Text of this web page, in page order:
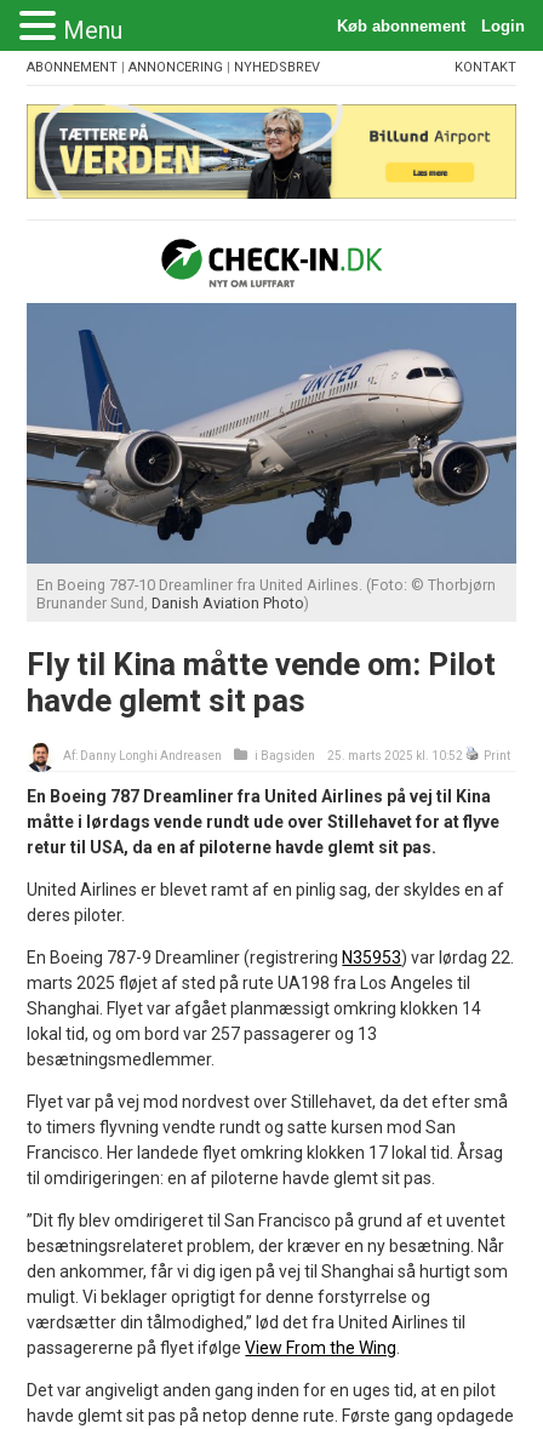
ABONNEMENT |ANNONCERING | NYHEDSBREV KONTAKT
En Boeing 787-10 Dreamliner fra United Airlines. (Foto: © Thorbjørn
Brunander Sund,Danish Aviation Photo)
Fly til Kina måtte vende om: Pilot
havde glemt sit pas
Af: Danny Longhi Andreasen i Bagsiden 25. marts 2025 kl. 10:52 Print
En Boeing 787 Dreamliner fra United Airlines på vej til Kina
måtte i lørdags vende rundt ude over Stillehavet for at flyve
retur til USA, da en af piloterne havde glemt sit pas.
United Airlines er blevet ramt af en pinlig sag, der skyldes en af
deres piloter.
En Boeing 787-9 Dreamliner (registrering N35953) var lørdag 22.
marts 2025 fløjet af sted på rute UA198 fra Los Angeles til
Shanghai. Flyet var afgået planmæssigt omkring klokken 14
lokal tid, og om bord var 257 passagerer og 13
besætningsmedlemmer.
Flyet var på vej mod nordvest over Stillehavet, da det efter små
to timers flyvning vendte rundt og satte kursen mod San
Francisco. Her landede flyet omkring klokken 17 lokal tid. Årsag
til omdirigeringen: en af piloterne havde glemt sit pas.
”Dit fly blev omdirigeret til San Francisco på grund af et uventet
besætningsrelateret problem, der kræver en ny besætning. Når
den ankommer, får vi dig igen på vej til Shanghai så hurtigt som
muligt. Vi beklager oprigtigt for denne forstyrrelse og
værdsætter din tålmodighed,” lød det fra United Airlines til
passagererne på flyet ifølgeView From the Wing
Det var angiveligt anden gang inden for en uges tid, at en pilot
havde glemt sit pas på netop denne rute. Første gang opdagede
Menu